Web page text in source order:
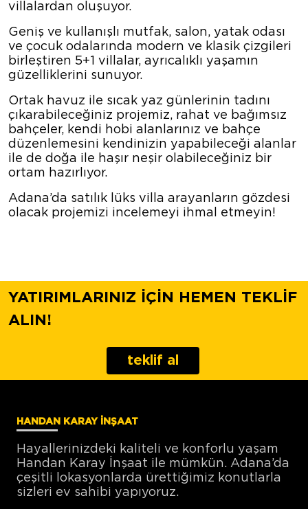
villalardan oluşuyor.
Geniş ve kullanışlı mutfak, salon, yatak odası
ve çocuk odalarında modern ve klasik çizgileri
birleştiren 5+1 villalar, ayrıcalıklı yaşamın
güzelliklerini sunuyor.
Ortak havuz ile sıcak yaz günlerinin tadını
çıkarabileceğiniz projemiz, rahat ve bağımsız
bahçeler, kendi hobi alanlarınız ve bahçe
düzenlemesini kendinizin yapabileceği alanlar
ile de doğa ile haşır neşir olabileceğiniz bir
ortam hazırlıyor.
Adana’da satılık lüks villa arayanların gözdesi
olacak projemizi incelemeyi ihmal etmeyin!
YATIRIMLARINIZ İÇİN HEMEN TEKLİF
ALIN!
teklif al
HANDAN KARAY İNŞAAT
Hayallerinizdeki kaliteli ve konforlu yaşam
Handan Karay İnşaat ile mümkün. Adana’da
çeşitli lokasyonlarda ürettiğimiz konutlarla
sizleri ev sahibi yapıyoruz.